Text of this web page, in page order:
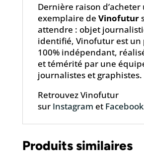
Dernière raison d’acheter
exemplaire de Vinofutur
attendre : objet
identifié, Vinofutur est un
100% indépendant,
et témérité par une
journalistes et graphistes.
Retrouvez Vinofutur
sur Instagram et
Produits similaires